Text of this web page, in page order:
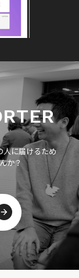
人に届けるため
か？